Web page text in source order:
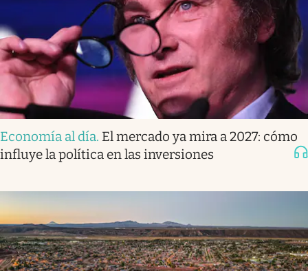
Economía al día. El mercado ya mira a 2027: cómo
influye la política en las inversiones